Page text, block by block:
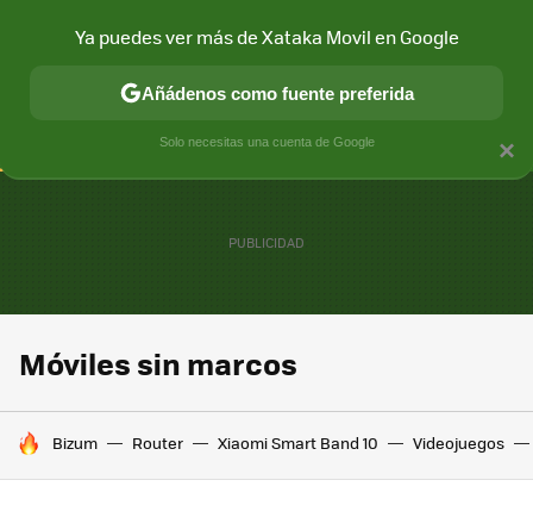
CONECTIVIDAD MÓVIL Y SOCIEDAD APLICACIONES
Móviles sin marcos
HOY SE HABLA DE
Bizum Router Xiaomi Smart Band 10 Videojuegos
×
Ya puedes ver más de Xataka Movil en Google
Añádenos como fuente preferida
Solo necesitas una cuenta de Google